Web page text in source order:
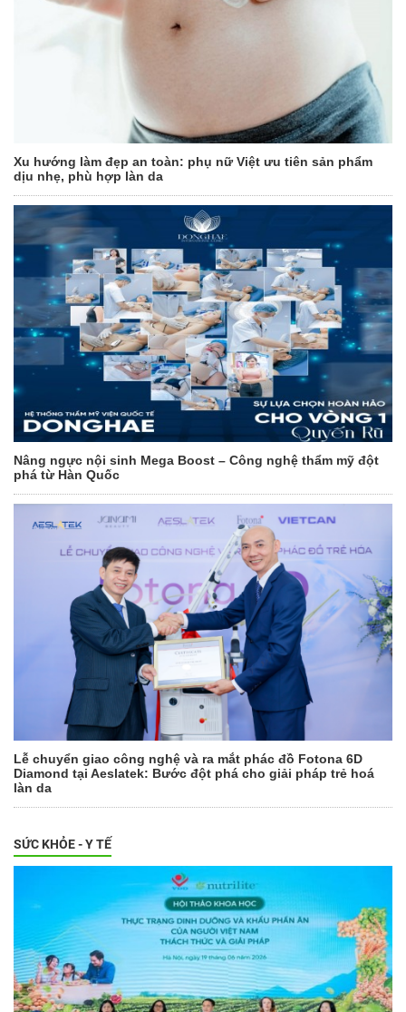
Xu hướng làm đẹp an toàn: phụ nữ Việt ưu tiên sản phẩm
dịu nhẹ, phù hợp làn da
Nâng ngực nội sinh Mega Boost – Công nghệ thẩm mỹ đột
phá từ Hàn Quốc
Lễ chuyển giao công nghệ và ra mắt phác đồ Fotona 6D
Diamond tại Aeslatek: Bước đột phá cho giải pháp trẻ hoá
làn da
SỨC KHỎE - Y TẾ